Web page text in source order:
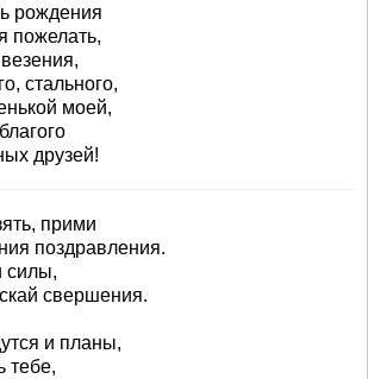
рождения
пожелать,
стального,
моей,
друзей!
прими
поздравления.
силы,
свершения.
и планы,
тебе,